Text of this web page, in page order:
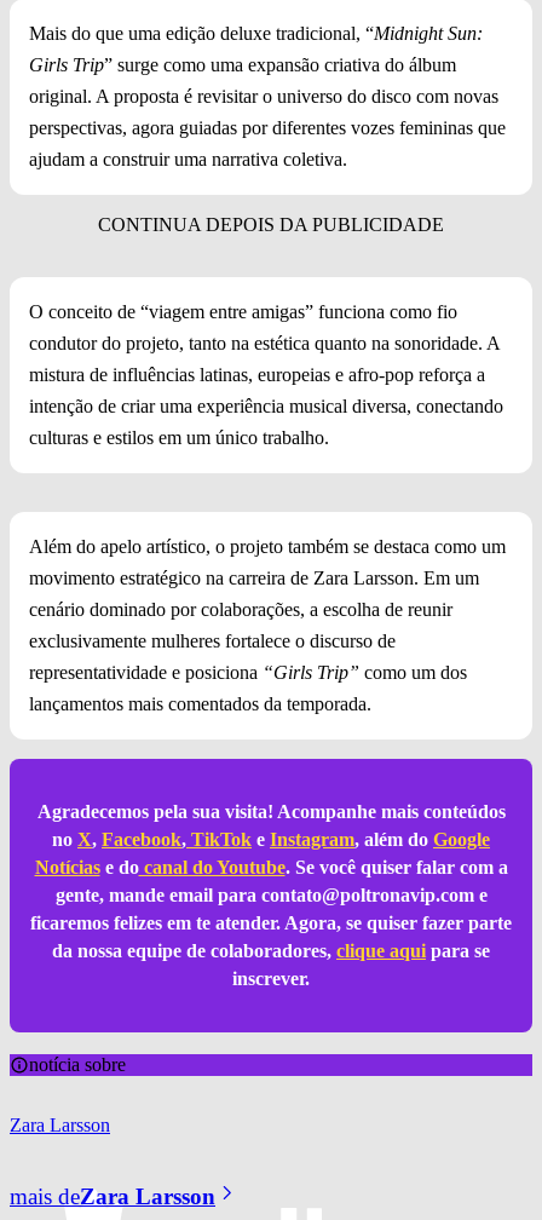
Mais do que uma edição deluxe tradicional, “Midnight Sun:
Girls Trip” surge como uma expansão criativa do álbum
original. A proposta é revisitar o universo do disco com novas
perspectivas, agora guiadas por diferentes vozes femininas que
ajudam a construir uma narrativa coletiva.
O conceito de “viagem entre amigas” funciona como fio
condutor do projeto, tanto na estética quanto na sonoridade. A
mistura de influências latinas, europeias e afro-pop reforça a
intenção de criar uma experiência musical diversa, conectando
culturas e estilos em um único trabalho.
Além do apelo artístico, o projeto também se destaca como um
movimento estratégico na carreira de Zara Larsson. Em um
cenário dominado por colaborações, a escolha de reunir
exclusivamente mulheres fortalece o discurso de
representatividade e posiciona “Girls Trip” como um dos
lançamentos mais comentados da temporada.
Agradecemos pela sua visita! Acompanhe mais conteúdos
no X, Facebook, TikTok e Instagram, além do Google
Notíciase docanal do Youtube. Se você quiser falar com a
gente, mande email para contato@poltronavip.come
ficaremos felizes em te atender. Agora, se quiser fazer parte
da nossa equipe de colaboradores, clique aqui para se
inscrever.
notícia sobre
Zara Larsson
mais deZara Larsson